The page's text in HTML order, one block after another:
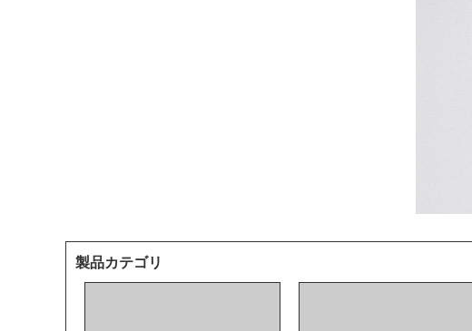
製品カテゴリ